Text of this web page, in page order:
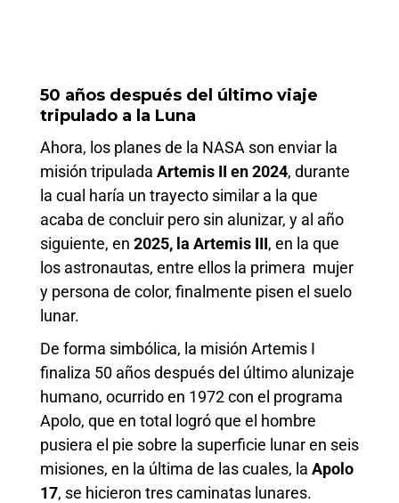
50 años después del último viaje
tripulado a la Luna
Ahora, los planes de la NASA son enviar la
misión tripulada Artemis II en 2024, durante
la cual haría un trayecto similar a la que
acaba de concluir pero sin alunizar, y al año
siguiente, en 2025, la Artemis III, en la que
los astronautas, entre ellos la primera mujer
y persona de color, finalmente pisen el suelo
lunar.
De forma simbólica, la misión Artemis I
finaliza 50 años después del último alunizaje
humano, ocurrido en 1972 con el programa
Apolo, que en total logró que el hombre
pusiera el pie sobre la superficie lunar en seis
misiones, en la última de las cuales, la Apolo
17, se hicieron tres caminatas lunares.